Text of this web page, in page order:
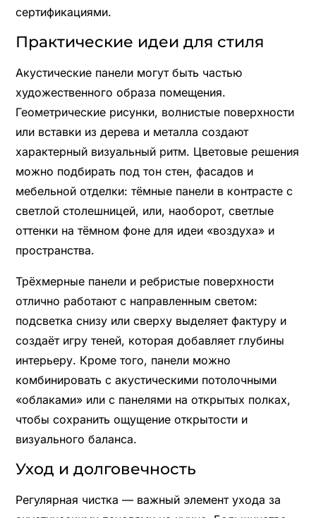
сертификациями.
Практические идеи для стиля
Акустические панели могут быть частью
художественного образа помещения.
Геометрические рисунки, волнистые поверхности
или вставки из дерева и металла создают
характерный визуальный ритм. Цветовые решения
можно подбирать под тон стен, фасадов и
мебельной отделки: тёмные панели в контрасте с
светлой столешницей, или, наоборот, светлые
оттенки на тёмном фоне для идеи «воздуха» и
пространства.
Трёхмерные панели и ребристые поверхности
отлично работают с направленным светом:
подсветка снизу или сверху выделяет фактуру и
создаёт игру теней, которая добавляет глубины
интерьеру. Кроме того, панели можно
комбинировать с акустическими потолочными
«облаками» или с панелями на открытых полках,
чтобы сохранить ощущение открытости и
визуального баланса.
Уход и долговечность
Регулярная чистка — важный элемент ухода за